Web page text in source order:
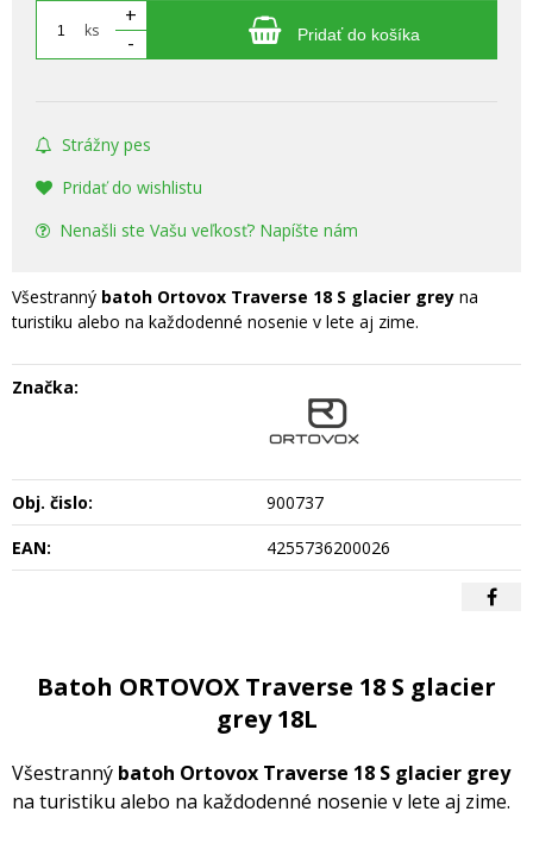
ks
+
-
Pridať do košíka
Strážny pes
Pridať do wishlistu
Nenašli ste Vašu veľkosť? Napíšte nám
Všestranný batoh Ortovox Traverse 18 S glacier grey na
turistiku alebo na každodenné nosenie v lete aj zime.
Značka:
Obj. čislo:
900737
EAN:
4255736200026
Batoh ORTOVOX Traverse 18 S glacier
grey 18L
Všestranný batoh Ortovox Traverse 18 S glacier grey
na turistiku alebo na každodenné nosenie v lete aj zime.